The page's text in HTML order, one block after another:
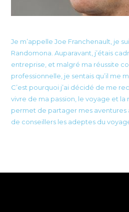
Je m’appelle Joe Franchenault, je
Randomona. Auparavant, j’étais
entreprise, et malgré ma réussite
professionnelle, je sentais qu’il me
C’est pourquoi j’ai décidé de me
vivre de ma passion, le voyage et
permet de partager mes
de conseillers les adeptes du